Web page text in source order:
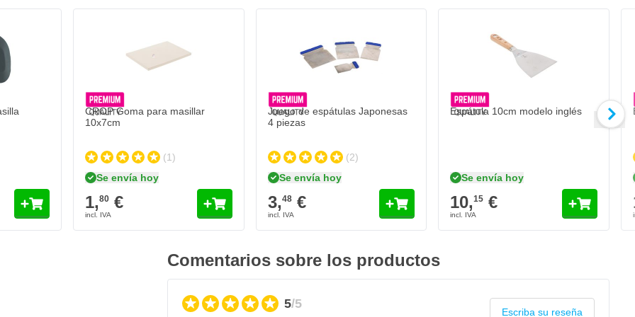
muy fuertes. Cuáles son éstas,
(PP)
CROP Goma para masillar
10x7cm
(1)
Se envía hoy
1,80 €
Juego de espátulas Japonesas
4 piezas
(2)
Se envía hoy
3,48€
Espátula 10cm modelo inglés
Se envía hoy
10,15 €
Comentarios sobre los productos
5/5
Escriba su reseña